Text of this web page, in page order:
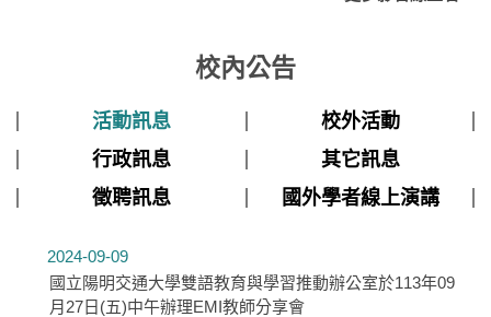
校內公告
活動訊息
校外活動
行政訊息
其它訊息
徵聘訊息
國外學者線上演講
2024-09-09
國立陽明交通大學雙語教育與學習推動辦公室於113年09
月27日(五)中午辦理EMI教師分享會